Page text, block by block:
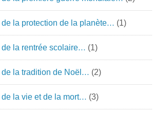
de la protection de la planète… (1)
de la rentrée scolaire… (1)
de la tradition de Noël… (2)
de la vie et de la mort… (3)